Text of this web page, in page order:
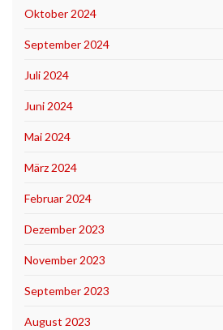
Oktober 2024
September 2024
Juli 2024
Juni 2024
Mai 2024
März 2024
Februar 2024
Dezember 2023
November 2023
September 2023
August 2023